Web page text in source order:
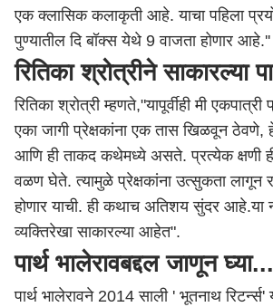
एक क्लासिक कलाकृती आहे. याचा पहिला
पुण्यातील दि बॉक्स येथे 9 वाजता होणार आहे.''
रितिका श्रोत्रीने साकारल्या
रितिका श्रोत्री म्हणते,"यापूर्वीही मी
एका जागी प्रेक्षकांना एक तास खिळवून
आणि ही ताकद कथेमध्ये असते. प्रत्येक क्षणी
वळण घेते. त्यामुळे प्रेक्षकांना उत्सुकता लागून
होणार याची. ही कथाच अतिशय सुंदर आहे.या
व्यक्तिरेखा साकारल्या आहेत".
पार्थ भालेरावबद्दल जाणून घ्या...
पार्थ भालेरावने 2014 साली ' भूतनाथ रिटर्न्स'